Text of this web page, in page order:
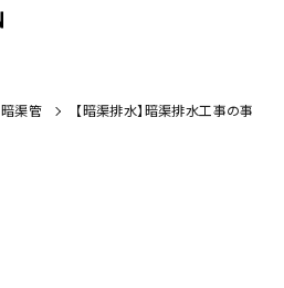
暗渠管
【暗渠排水】暗渠排水工事の事